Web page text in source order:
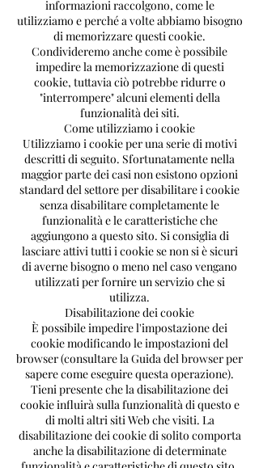
informazioni raccolgono, come le
utilizziamo e perché a volte abbiamo bisogno
di memorizzare questi cookie.
Condivideremo anche come è possibile
impedire la memorizzazione di questi
cookie, tuttavia ciò potrebbe ridurre o
"interrompere" alcuni elementi della
funzionalità dei siti.
Come utilizziamo i cookie
Utilizziamo i cookie per una serie di motivi
descritti di seguito. Sfortunatamente nella
maggior parte dei casi non esistono opzioni
standard del settore per disabilitare i cookie
senza disabilitare completamente le
funzionalità e le caratteristiche che
aggiungono a questo sito. Si consiglia di
lasciare attivi tutti i cookie se non si è sicuri
di averne bisogno o meno nel caso vengano
utilizzati per fornire un servizio che si
utilizza.
Disabilitazione dei cookie
È possibile impedire l'impostazione dei
cookie modificando le impostazioni del
browser (consultare la Guida del browser per
sapere come eseguire questa operazione).
Tieni presente che la disabilitazione dei
cookie influirà sulla funzionalità di questo e
di molti altri siti Web che visiti. La
disabilitazione dei cookie di solito comporta
anche la disabilitazione di determinate